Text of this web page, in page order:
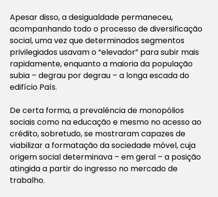
Apesar disso, a desigualdade permaneceu,
acompanhando todo o processo de diversificação
social, uma vez que determinados segmentos
privilegiados usavam o “elevador” para subir mais
rapidamente, enquanto a maioria da população
subia – degrau por degrau – a longa escada do
edifício País.
De certa forma, a prevalência de monopólios
sociais como na educação e mesmo no acesso ao
crédito, sobretudo, se mostraram capazes de
viabilizar a formatação da sociedade móvel, cuja
origem social determinava – em geral – a posição
atingida a partir do ingresso no mercado de
trabalho.